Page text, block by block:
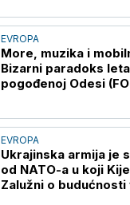
EVROPA
More, muzika i
Bizarni paradoks
pogođenoj Odesi
EVROPA
Ukrajinska armija je
od NATO-a u koji
Zalužni o budućnosti